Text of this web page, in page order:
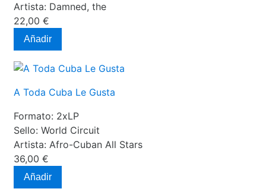
Artista: Damned, the
22,00 €
Añadir
A Toda Cuba Le Gusta
Formato: 2xLP
Sello: World Circuit
Artista: Afro-Cuban All Stars
36,00 €
Añadir